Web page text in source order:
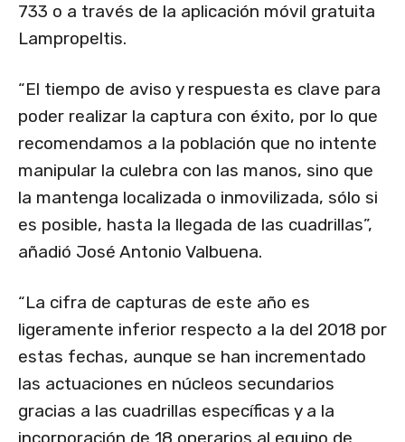
733 o a través de la aplicación móvil gratuita
Lampropeltis.
“El tiempo de aviso y respuesta es clave para
poder realizar la captura con éxito, por lo que
recomendamos a la población que no intente
manipular la culebra con las manos, sino que
la mantenga localizada o inmovilizada, sólo si
es posible, hasta la llegada de las cuadrillas”,
añadió José Antonio Valbuena.
“La cifra de capturas de este año es
ligeramente inferior respecto a la del 2018 por
estas fechas, aunque se han incrementado
las actuaciones en núcleos secundarios
gracias a las cuadrillas específicas y a la